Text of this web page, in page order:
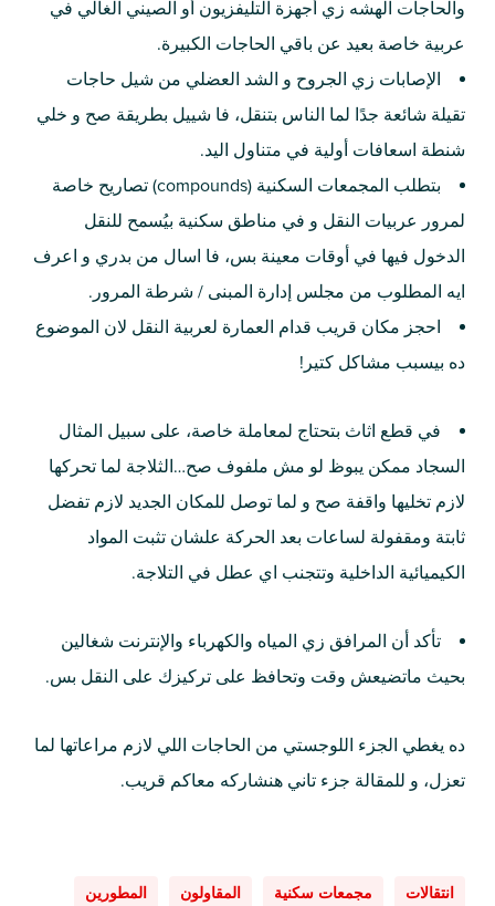
والحاجات الهشه زي أجهزة التليفزيون أو الصيني الغالي في
عربية خاصة بعيد عن باقي الحاجات الكبيرة.
الإصابات زي الجروح و الشد العضلي من شيل حاجات
تقيلة شائعة جدًا لما الناس بتنقل، فا شييل بطريقة صح و خلي
شنطة اسعافات أولية في متناول اليد.
بتطلب المجمعات السكنية (compounds) تصاريح خاصة
لمرور عربيات النقل و في مناطق سكنية بيُسمح للنقل
الدخول فيها في أوقات معينة بس، فا اسال من بدري و اعرف
ايه المطلوب من مجلس إدارة المبنى / شرطة المرور.
احجز مكان قريب قدام العمارة لعربية النقل لان الموضوع
ده بيسبب مشاكل كتير!
في قطع اثاث بتحتاج لمعاملة خاصة، على سبيل المثال
السجاد ممكن يبوظ لو مش ملفوف صح…الثلاجة لما تحركها
لازم تخليها واقفة صح و لما توصل للمكان الجديد لازم تفضل
ثابتة ومقفولة لساعات بعد الحركة علشان تثبت المواد
الكيميائية الداخلية وتتجنب اي عطل في التلاجة.
تأكد أن المرافق زي المياه والكهرباء والإنترنت شغالين
بحيث ماتضيعش وقت وتحافظ على تركيزك على النقل بس.
ده يغطي الجزء اللوجستي من الحاجات اللي لازم مراعاتها لما
تعزل، و للمقالة جزء تاني هنشاركه معاكم قريب.
انتقالات مجمعات سكنية المقاولون المطورين